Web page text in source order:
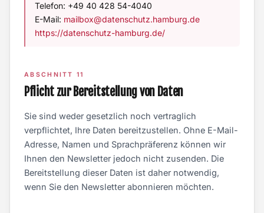
Telefon: +49 40 428 54-4040
E-Mail: mailbox@datenschutz.hamburg.de
https://datenschutz-hamburg.de/
ABSCHNITT 11
Pflicht zur Bereitstellung von Daten
Sie sind weder gesetzlich noch vertraglich
verpflichtet, Ihre Daten bereitzustellen. Ohne E-Mail-
Adresse, Namen und Sprachpräferenz können wir
Ihnen den Newsletter jedoch nicht zusenden. Die
Bereitstellung dieser Daten ist daher notwendig,
wenn Sie den Newsletter abonnieren möchten.